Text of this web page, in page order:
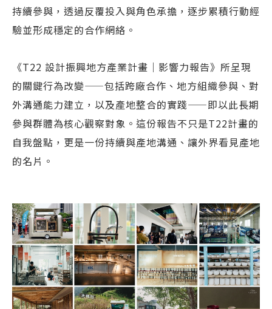
持續參與，透過反覆投入與角色承擔，逐步累積行動經
驗並形成穩定的合作網絡。
《T22 設計振興地方產業計畫｜影響力報告》所呈現
的關鍵行為改變——包括跨廠合作、地方組織參與、對
外溝通能力建立，以及產地整合的實踐——即以此長期
參與群體為核心觀察對象。這份報告不只是T22計畫的
自我盤點，更是一份持續與產地溝通、讓外界看見產地
的名片。